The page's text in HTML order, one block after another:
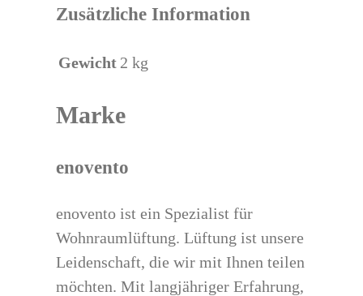
Zusätzliche Information
Gewicht 2 kg
Marke
enovento
enovento ist ein Spezialist für
Wohnraumlüftung. Lüftung ist unsere
Leidenschaft, die wir mit Ihnen teilen
möchten. Mit langjähriger Erfahrung,